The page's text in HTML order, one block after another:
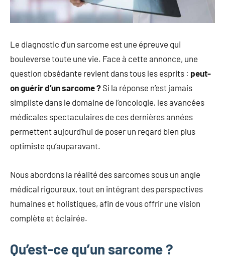
Le diagnostic d’un sarcome est une épreuve qui
bouleverse toute une vie. Face à cette annonce, une
question obsédante revient dans tous les esprits : peut-
on guérir d’un sarcome ? Si la réponse n’est jamais
simpliste dans le domaine de l’oncologie, les avancées
médicales spectaculaires de ces dernières années
permettent aujourd’hui de poser un regard bien plus
optimiste qu’auparavant.
Nous abordons la réalité des sarcomes sous un angle
médical rigoureux, tout en intégrant des perspectives
humaines et holistiques, afin de vous offrir une vision
complète et éclairée.
Qu’est-ce qu’un sarcome ?